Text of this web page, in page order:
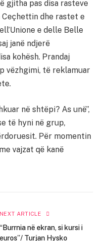
gjitha pas disa rasteve
dhe rastet e
e delle Belle
janë ndjerë
kohësh. Prandaj
vëzhgimi, të reklamuar
në shtëpi? As unë”,
të hyni në grup,
Për momentin
vajzat që kanë
NEXT ARTICLE
“Burrnia në ekran, si kursi i
euros”/ Turjan Hysko